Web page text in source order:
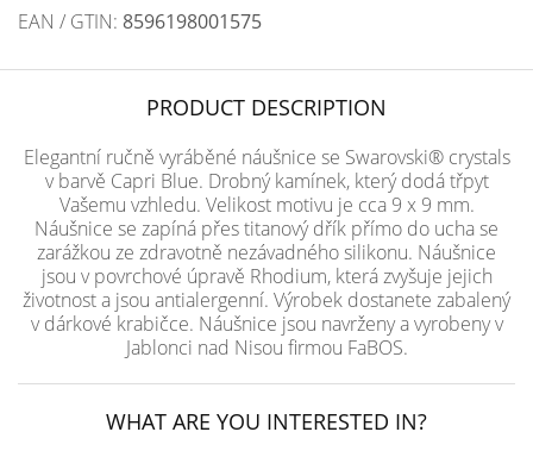
EAN / GTIN: 8596198001575
PRODUCT DESCRIPTION
Elegantní ručně vyráběné náušnice se Swarovski® crystals
v barvě Capri Blue. Drobný kamínek, který dodá třpyt
Vašemu vzhledu. Velikost motivu je cca 9 x 9 mm.
Náušnice se zapíná přes titanový dřík přímo do ucha se
zarážkou ze zdravotně nezávadného silikonu. Náušnice
jsou v povrchové úpravě Rhodium, která zvyšuje jejich
životnost a jsou antialergenní. Výrobek dostanete zabalený
v dárkové krabičce. Náušnice jsou navrženy a vyrobeny v
Jablonci nad Nisou firmou FaBOS.
WHAT ARE YOU INTERESTED IN?